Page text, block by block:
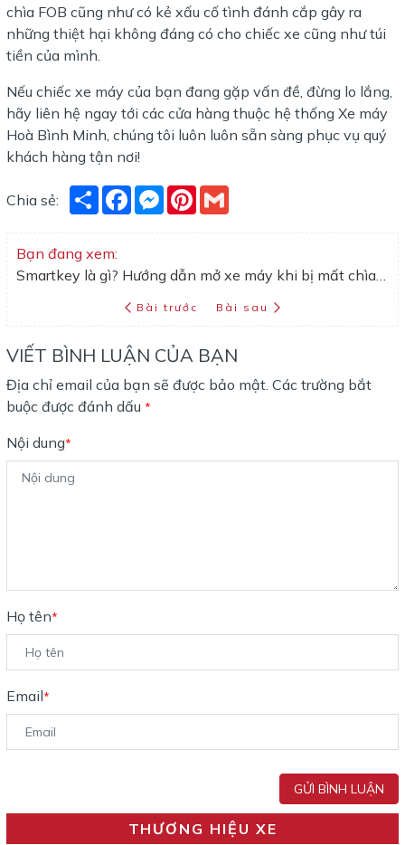
chìa FOB cũng như có kẻ xấu cố tình đánh cắp gây ra
những thiệt hại không đáng có cho chiếc xe cũng như túi
tiền của mình.
Nếu chiếc xe máy của bạn đang gặp vấn đề, đừng lo lắng,
hãy liên hệ ngay tới các cửa hàng thuộc hệ thống Xe máy
Hoà Bình Minh, chúng tôi luôn luôn sẵn sàng phục vụ quý
khách hàng tận nơi!
Chia sẻ: ShareFacebookMessenger
Pinterest
Bạn đang xem:
Bài trước Bài sau
VIẾT BÌNH LUẬN CỦA BẠN
Địa chỉ email của bạn sẽ được bảo mật. Các trường bắt
buộc được đánh dấu *
Nội dung*
Họ tên*
Email*
GỬI BÌNH LUẬN
THƯƠNG HIỆU XE